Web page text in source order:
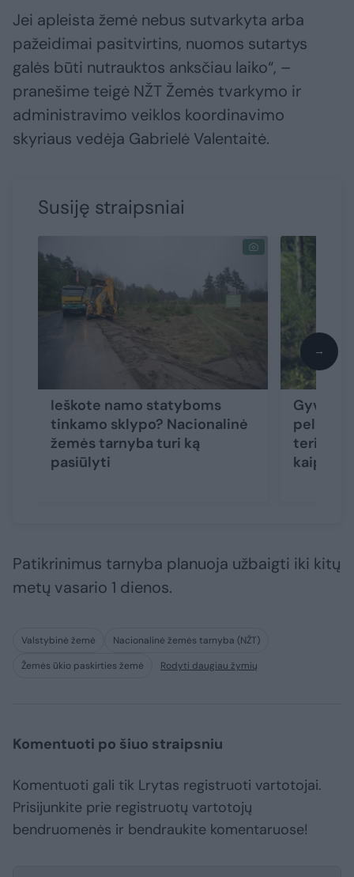
Jei apleista žemė nebus sutvarkyta arba
pažeidimai pasitvirtins, nuomos sutartys
galės būti nutrauktos anksčiau laiko“, –
pranešime teigė NŽT Žemės tvarkymo ir
administravimo veiklos koordinavimo
skyriaus vedėja Gabrielė Valentaitė.
Susiję straipsniai
Ieškote namo statyboms
tinkamo sklypo? Nacionalinė
žemės tarnyba turi ką
pasiūlyti
pelkėtą
kaip
→
Patikrinimus tarnyba planuoja užbaigti iki kitų
metų vasario 1 dienos.
Valstybinė žemė
Nacionalinė žemės tarnyba (NŽT)
Žemės ūkio paskirties žemė
Rodyti daugiau žymių
Komentuoti po šiuo straipsniu
Komentuoti gali tik Lrytas registruoti vartotojai.
Prisijunkite prie registruotų vartotojų
bendruomenės ir bendraukite komentaruose!